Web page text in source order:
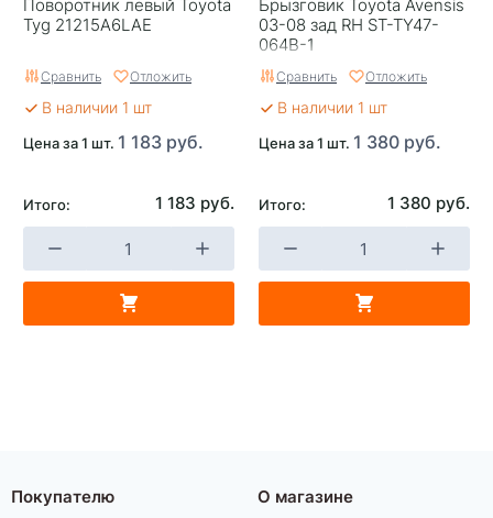
Поворотник левый Toyota
Tyg 21215A6LAE
Сравнить Отложить
В наличии 1 шт
Цена за 1 шт. 1 183 руб.
Итого: 1 183 руб.
Брызговик Toyota Avensis
03-08 зад RH ST-TY47-
064B-1
Сравнить Отложить
В наличии 1 шт
Цена за 1 шт. 1 380 руб.
Итого: 1 380 руб.
Покупателю О магазине